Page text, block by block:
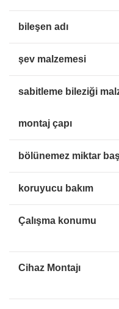
bileşen adı
şev malzemesi
sabitleme bileziği
montaj çapı
bölünemez miktar
koruyucu bakım
Çalışma konumu
Cihaz Montajı